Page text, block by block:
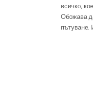
всичко,
Обожава
пътуване.